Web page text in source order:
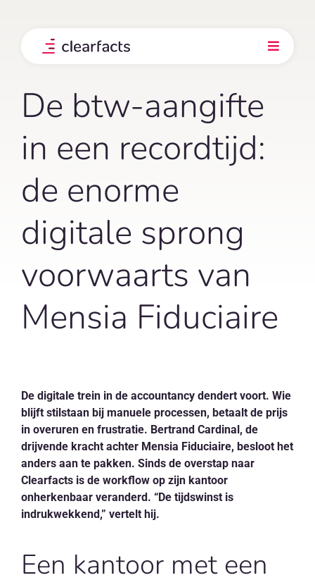
Toggle
Onze klanten
Prijs
Ontdek
NL
De btw-aangifte
in een recordtijd:
de enorme
digitale sprong
voorwaarts van
Mensia Fiduciaire
De digitale trein in de accountancy dendert voort. Wie
blijft stilstaan bij manuele processen, betaalt de prijs
in overuren en frustratie. Bertrand Cardinal, de
drijvende kracht achter Mensia Fiduciaire, besloot het
anders aan te pakken. Sinds de overstap naar
Clearfacts is de workflow op zijn kantoor
onherkenbaar veranderd. “De tijdswinst is
indrukwekkend,” vertelt hij.
Een kantoor met een